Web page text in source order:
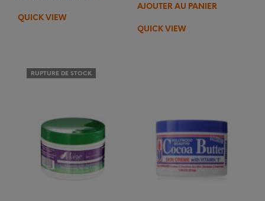
QUICK VIEW
AJOUTER AU PANIER
QUICK VIEW
RUPTURE DE STOCK